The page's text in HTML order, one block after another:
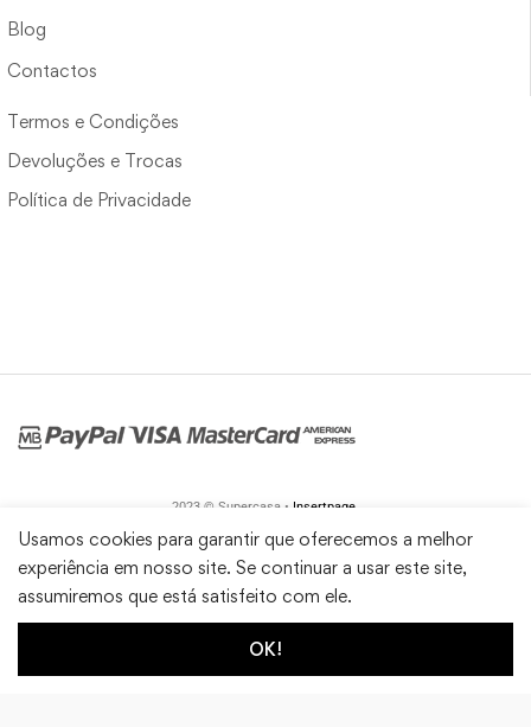
Blog
Contactos
Termos e Condições
Devoluções e Trocas
Política de Privacidade
2023 © Supercasa • Insertpage
Usamos cookies para garantir que oferecemos a melhor
experiência em nosso site. Se continuar a usar este site,
assumiremos que está satisfeito com ele.
OK!
1